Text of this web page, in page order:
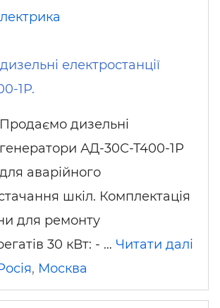
електростанції
1Р.
Продаємо дизельні
генератори АД-30С-Т400-1Р
для аварійного
шкіл. Комплектація
для ремонту
30 кВт: - … Читати далі
, Москва